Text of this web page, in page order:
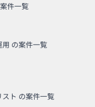
件一覧
用 の案件一覧
ト の案件一覧